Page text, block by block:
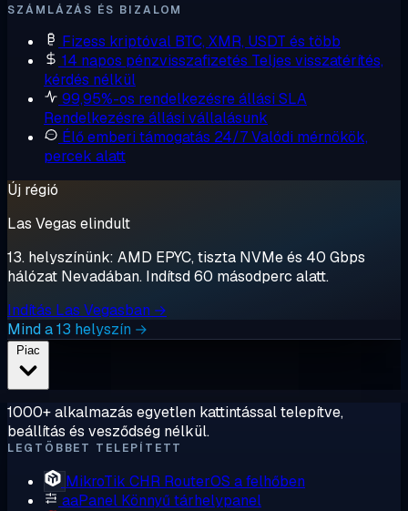
SZÁMLÁZÁS ÉS BIZALOM
Fizess kriptóval BTC, XMR, USDT és több
14 napos pénzvisszafizetés Teljes visszatérítés,
kérdés nélkül
99,95%-os rendelkezésre állási SLA
Rendelkezésre állási vállalásunk
Élő emberi támogatás 24/7Valódi mérnökök,
percek alatt
Új régió
Las Vegas elindult
13. helyszínünk: AMD EPYC, tiszta NVMe és 40 Gbps
hálózat Nevadában. Indítsd 60 másodperc alatt.
Indítás Las Vegasban →
Mind a 13 helyszín →
1000+ alkalmazás egyetlen kattintással telepítve,
beállítás és vesződség nélkül.
LEGTÖBBET TELEPÍTETT
MikroTik CHR RouterOS a felhőben
aaPanel Könnyű tárhelypanel